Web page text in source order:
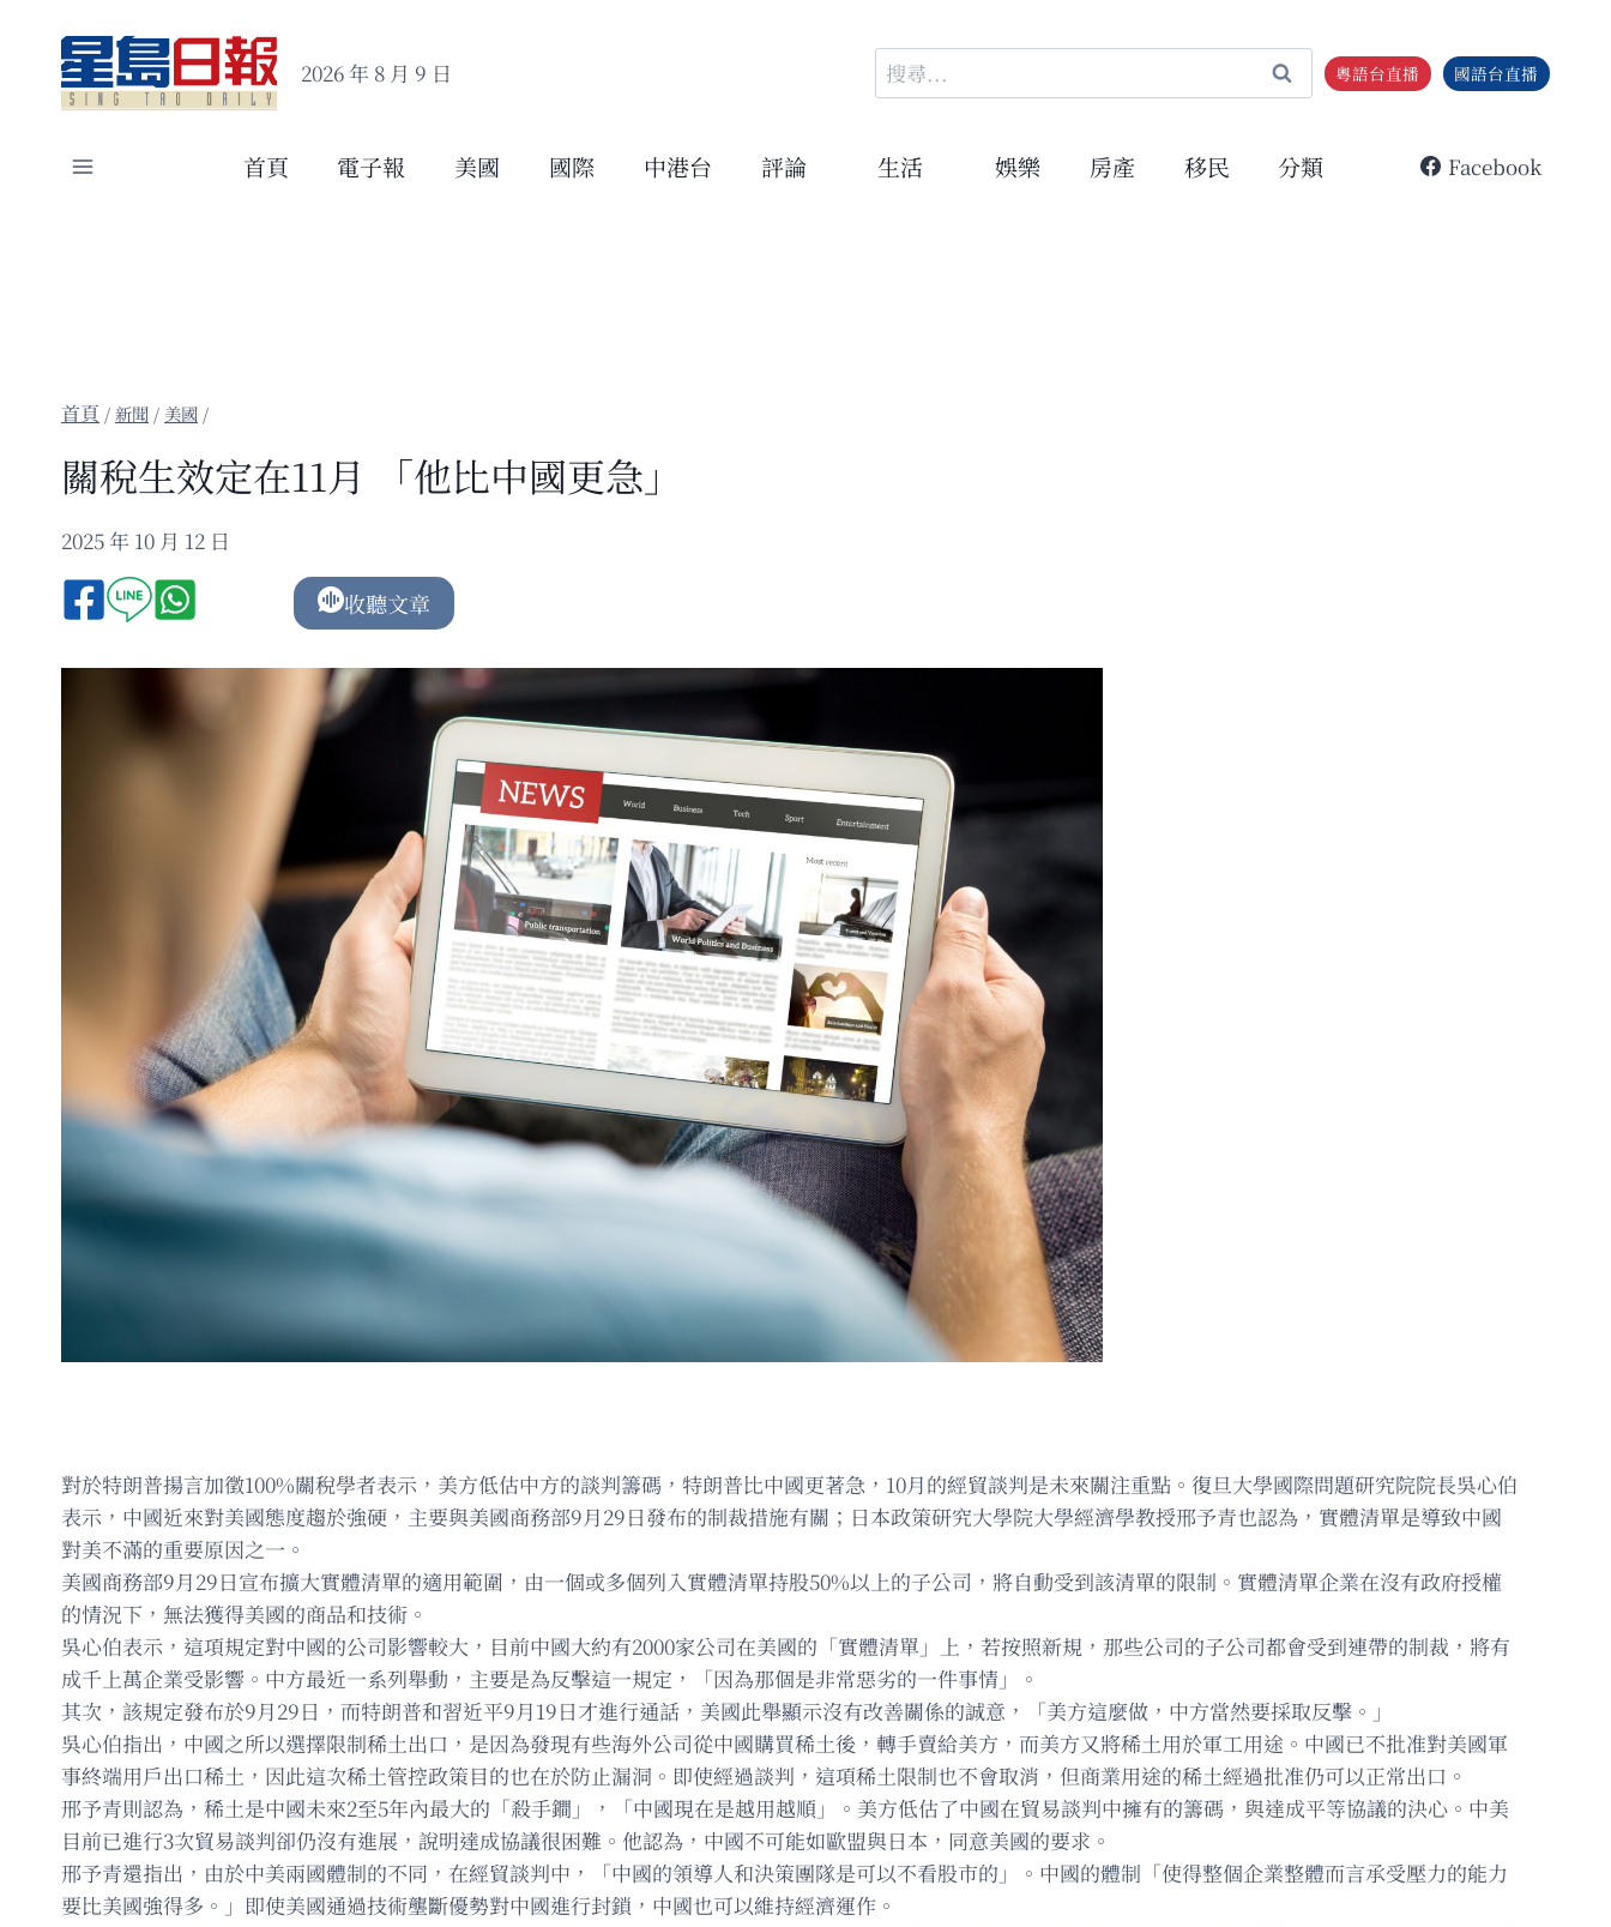
content
2026 年 8 月 9 日
搜
尋
鍵
粵語台直播 國語台直播
首頁 電子報 美國 國際 中港台 評論 生活 娛樂 房產 移民 分類 Facebook
/新聞 / 美國 /
關稅生效定在11月 「他比中國更急」
2025 年 10 月 12 日
收聽文章
對於特朗普揚言加徵100%關稅學者表示，美方低估中方的談判籌碼，特朗普比中國更著急，10月的經貿談判是未來關注重點。復旦大學國際問題研究院院長吳心伯
表示，中國近來對美國態度趨於強硬，主要與美國商務部9月29日發布的制裁措施有關；日本政策研究大學院大學經濟學教授邢予青也認為，實體清單是導致中國
對美不滿的重要原因之一。
美國商務部9月29日宣布擴大實體清單的適用範圍，由一個或多個列入實體清單持股50%以上的子公司，將自動受到該清單的限制。實體清單企業在沒有政府授權
的情況下，無法獲得美國的商品和技術。
吳心伯表示，這項規定對中國的公司影響較大，目前中國大約有2000家公司在美國的「實體清單」上，若按照新規，那些公司的子公司都會受到連帶的制裁，將有
成千上萬企業受影響。中方最近一系列舉動，主要是為反擊這一規定，「因為那個是非常惡劣的一件事情」。
其次，該規定發布於9月29日，而特朗普和習近平9月19日才進行通話，美國此舉顯示沒有改善關係的誠意，「美方這麼做，中方當然要採取反擊。」
吳心伯指出，中國之所以選擇限制稀土出口，是因為發現有些海外公司從中國購買稀土後，轉手賣給美方，而美方又將稀土用於軍工用途。中國已不批准對美國軍
事終端用戶出口稀土，因此這次稀土管控政策目的也在於防止漏洞。即使經過談判，這項稀土限制也不會取消，但商業用途的稀土經過批准仍可以正常出口。
邢予青則認為，稀土是中國未來2至5年內最大的「殺手鐧」，「中國現在是越用越順」。美方低估了中國在貿易談判中擁有的籌碼，與達成平等協議的決心。中美
目前已進行3次貿易談判卻仍沒有進展，說明達成協議很困難。他認為，中國不可能如歐盟與日本，同意美國的要求。
邢予青還指出，由於中美兩國體制的不同，在經貿談判中，「中國的領導人和決策團隊是可以不看股市的」。中國的體制「使得整個企業整體而言承受壓力的能力
要比美國強得多。」即使美國通過技術壟斷優勢對中國進行封鎖，中國也可以維持經濟運作。